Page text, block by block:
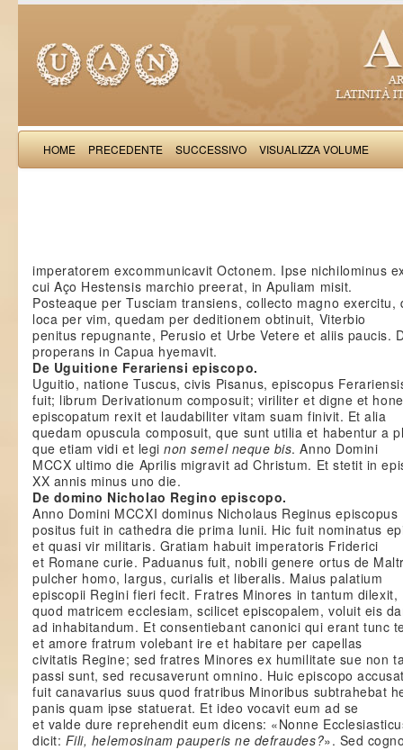
HOME PRECEDENTE SUCCESSIVO VISUALIZZA VOLUME
imperatorem excommunicavit Octonem. Ipse nichilominus
cui Aço Hestensis marchio preerat, in Apuliam misit.
Posteaque per Tusciam transiens, collecto magno exercitu,
loca per vim, quedam per deditionem obtinuit, Viterbio
penitus repugnante, Perusio et Urbe Vetere et aliis paucis.
properans in Capua hyemavit.
De Uguitione Ferariensi episcopo.
Uguitio, natione Tuscus, civis Pisanus, episcopus
fuit; librum Derivationum composuit; viriliter et digne et
episcopatum rexit et laudabiliter vitam suam finivit. Et alia
quedam opuscula composuit, que sunt utilia et habentur a
que etiam vidi et leginon semel neque bis. Anno Domini
MCCX ultimo die Aprilis migravit ad Christum. Et stetit in
XX annis minus uno die.
De domino Nicholao Regino episcopo.
Anno Domini MCCXI dominus Nicholaus Reginus episcopus
positus fuit in cathedra die prima Iunii. Hic fuit nominatus
et quasi vir militaris. Gratiam habuit imperatoris Friderici
et Romane curie. Paduanus fuit, nobili genere ortus de
pulcher homo, largus, curialis et liberalis. Maius palatium
episcopii Regini fieri fecit. Fratres Minores in tantum dilexit,
quod matricem ecclesiam, scilicet episcopalem, voluit eis
ad inhabitandum. Et consentiebant canonici qui erant tunc
et amore fratrum volebant ire et habitare per capellas
civitatis Regine; sed fratres Minores ex humilitate sue non
passi sunt, sed recusaverunt omnino. Huic episcopo
fuit canavarius suus quod fratribus Minoribus subtrahebat
panis quam ipse statuerat. Et ideo vocavit eum ad se
et valde dure reprehendit eum dicens: «Nonne
dicit: Fili, helemosinam pauperis ne defraudes?». Sed